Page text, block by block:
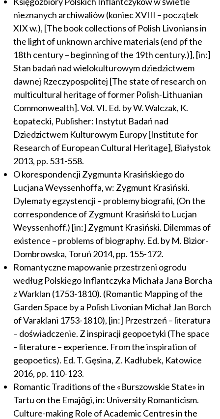
nieznanych archiwaliów (koniec XVIII – początek
XIX w.), [The book collections of Polish Livonians in
the light of unknown archive materials (end pf the
18th century – beginning of the 19th century.)], [in:]
Stan badań nad wielokulturowym dziedzictwem
dawnej Rzeczypospolitej [The state of research on
multicultural heritage of former Polish-Lithuanian
Commonwealth]. Vol. VI. Ed. by W. Walczak, K.
Łopatecki, Publisher: Instytut Badań nad
Dziedzictwem Kulturowym Europy [Institute for
Research of European Cultural Heritage], Białystok
2013, pp. 531-558.
O korespondencji Zygmunta Krasińskiego do
Lucjana Weyssenhoffa, w: Zygmunt Krasiński.
Dylematy egzystencji – problemy biografii, (On the
correspondence of Zygmunt Krasiński to Lucjan
Weyssenhoff.) [in:] Zygmunt Krasiński. Dilemmas of
existence – problems of biography. Ed. by M. Bizior-
Dombrowska, Toruń 2014, pp. 155-172.
Romantyczne mapowanie przestrzeni ogrodu
według Polskiego Inflantczyka Michała Jana Borcha
z Warklan (1753-1810). (Romantic Mapping of the
Garden Space by a Polish Livonian Michał Jan Borch
of Varaklani 1753-1810), [in:] Przestrzeń – literatura
– doświadczenie. Z inspiracji geopoetyki (The space
– literature – experience. From the inspiration of
geopoetics). Ed. T. Gęsina, Z. Kadłubek, Katowice
2016, pp. 110-123.
Romantic Traditions of the «Burszowskie State» in
Tartu on the Emajõgi, in: University Romanticism.
Culture-making Role of Academic Centres in the